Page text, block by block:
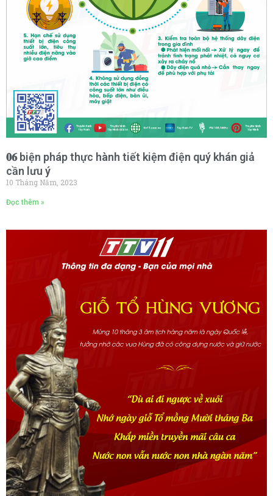
𝟎𝟔 biện pháp thực hành tiết kiệm điện quý khán giả
cần lưu ý
10 Tháng Năm, 2023
Đọc thêm »